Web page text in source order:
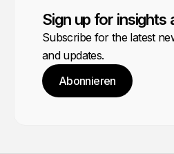
Sign up for insights
Subscribe for the latest
and updates.
Abonnieren